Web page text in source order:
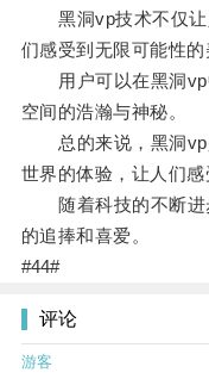
黑洞vp技术不仅让
们感受到无限可能性的
用户可以在黑洞vp
空间的浩瀚与神秘。
总的来说，黑洞vp
世界的体验，让人们感
随着科技的不断进
的追捧和喜爱。
#44#
评论
游客